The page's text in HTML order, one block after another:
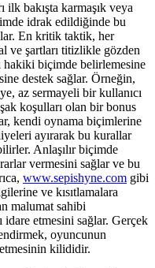
ilk bakışta karmaşık veya
idrak edildiğinde bu
En kritik taktik, her
ve şartları titizlikle gözden
hakiki biçimde belirlemesine
destek sağlar. Örneğin,
az sermayeli bir kullanıcı
koşulları olan bir bonus
kendi oynama biçimlerine
ayırarak bu kurallar
Anlaşılır biçimde
vermesini sağlar ve bu
www.sepishyne.com gibi
ve kısıtlamalara
malumat sahibi
idare etmesini sağlar. Gerçek
oyuncunun
kilididir.